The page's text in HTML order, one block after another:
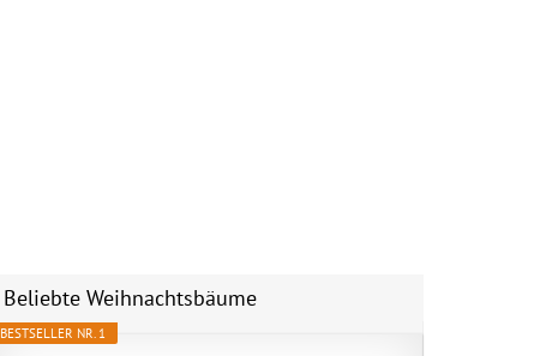
Beliebte Weihnachtsbäume
BESTSELLER NR. 1